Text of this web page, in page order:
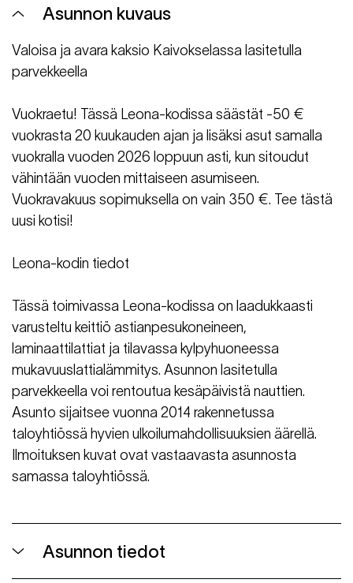
Asunnon kuvaus
Valoisa ja avara kaksio Kaivokselassa lasitetulla
parvekkeella
Vuokraetu! Tässä Leona-kodissa säästät -50 €
vuokrasta 20 kuukauden ajan ja lisäksi asut samalla
vuokralla vuoden 2026 loppuun asti, kun sitoudut
vähintään vuoden mittaiseen asumiseen.
Vuokravakuus sopimuksella on vain 350 €. Tee tästä
uusi kotisi!
Leona-kodin tiedot
Tässä toimivassa Leona-kodissa on laadukkaasti
varusteltu keittiö astianpesukoneineen,
laminaattilattiat ja tilavassa kylpyhuoneessa
mukavuuslattialämmitys. Asunnon lasitetulla
parvekkeella voi rentoutua kesäpäivistä nauttien.
Asunto sijaitsee vuonna 2014 rakennetussa
taloyhtiössä hyvien ulkoilumahdollisuuksien äärellä.
Ilmoituksen kuvat ovat vastaavasta asunnosta
samassa taloyhtiössä.
Asunnon tiedot